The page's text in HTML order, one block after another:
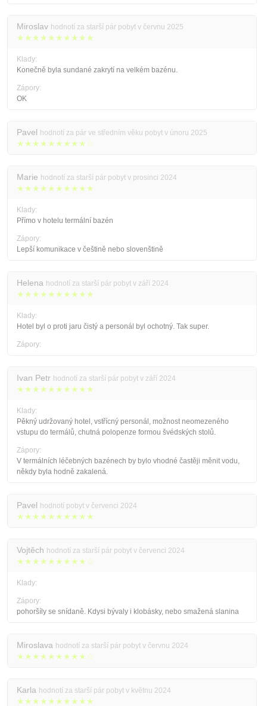
Miroslav hodnotí za starší pár pobyt v červnu 2025
★★★★★★★★★★
Klady:
Konečně byla sundané zakrytí na velkém bazénu.
Zápory:
OK
Pavel hodnotí za pár ve středním věku pobyt v únoru 2025
★★★★★★★★★☆
Marie hodnotí za starší pár pobyt v prosinci 2024
★★★★★★★★★★
Klady:
Přímo v hotelu termální bazén
Zápory:
Lepší komunikace v češtině nebo slovenštině
Helena hodnotí za starší pár pobyt v září 2024
★★★★★★★★★★
Klady:
Hotel byl o proti jaru čistý a personál byl ochotný. Tak super.
Zápory:
Ivan Petr hodnotí za starší pár pobyt v září 2024
★★★★★★★★★★
Klady:
Pěkný udržovaný hotel, vstřícný personál, možnost neomezeného
vstupu do termálů, chutná polopenze formou švédských stolů.
Zápory:
V termálních léčebných bazénech by bylo vhodné častěji měnit vodu,
někdy byla hodně zakalená.
Pavel hodnotí pobyt v červenci 2024
★★★★★★★★★★
Vojtěch hodnotí za starší pár pobyt v červenci 2024
★★★★★★★★★☆
Klady:
Zápory:
pohoršíly se snídaně. Kdysi bývaly i klobásky, nebo smažená slanina
Miroslava hodnotí za starší pár pobyt v červnu 2024
★★★★★★★★★☆
Karla hodnotí za starší pár pobyt v květnu 2024
★★★★★★★★★★